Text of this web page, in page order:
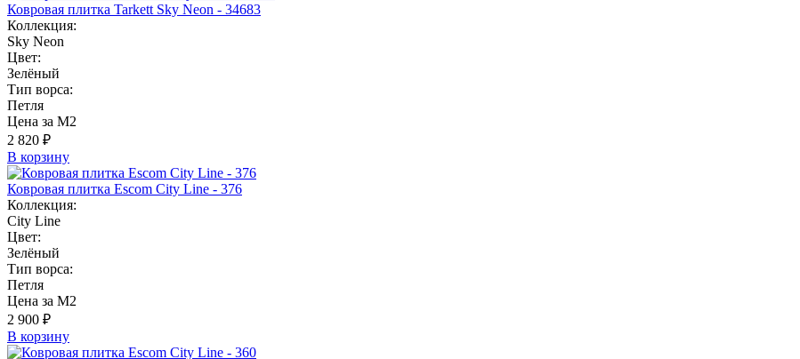
Ковровая плитка Tarkett Sky Neon - 34683
Коллекция:
Sky Neon
Цвет:
Зелёный
Тип ворса:
Петля
Цена за М2
2 820 ₽
В корзину
Ковровая плитка Escom City Line - 376
Коллекция:
City Line
Цвет:
Зелёный
Тип ворса:
Петля
Цена за М2
2 900 ₽
В корзину